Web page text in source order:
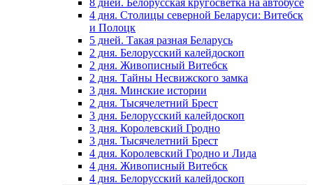
8 дней. Белорусская кругосветка на автобусе
4 дня. Столицы северной Беларуси: Витебск
и Полоцк
5 дней. Такая разная Беларусь
2 дня. Белорусский калейдоскоп
2 дня. Живописный Витебск
2 дня. Тайны Несвижского замка
3 дня. Минские истории
2 дня. Тысячелетний Брест
3 дня. Белорусский калейдоскоп
3 дня. Королевский Гродно
3 дня. Тысячелетний Брест
4 дня. Королевский Гродно и Лида
4 дня. Живописный Витебск
4 дня. Белорусский калейдоскоп